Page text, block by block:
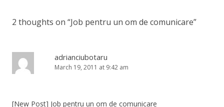
2 thoughts on “Job pentru un om de comunicare”
adrianciubotaru
March 19, 2011 at 9:42 am
[New Post] Job pentru un om de comunicare